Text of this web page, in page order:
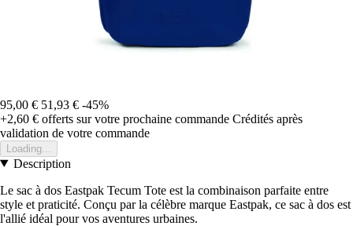
95,00 € 51,93 € -45%
+2,60 € offerts sur votre prochaine commande Crédités après
validation de votre commande
Loading...
Description
Le sac à dos Eastpak Tecum Tote est la combinaison parfaite entre
style et praticité. Conçu par la célèbre marque Eastpak, ce sac à dos est
l'allié idéal pour vos aventures urbaines.